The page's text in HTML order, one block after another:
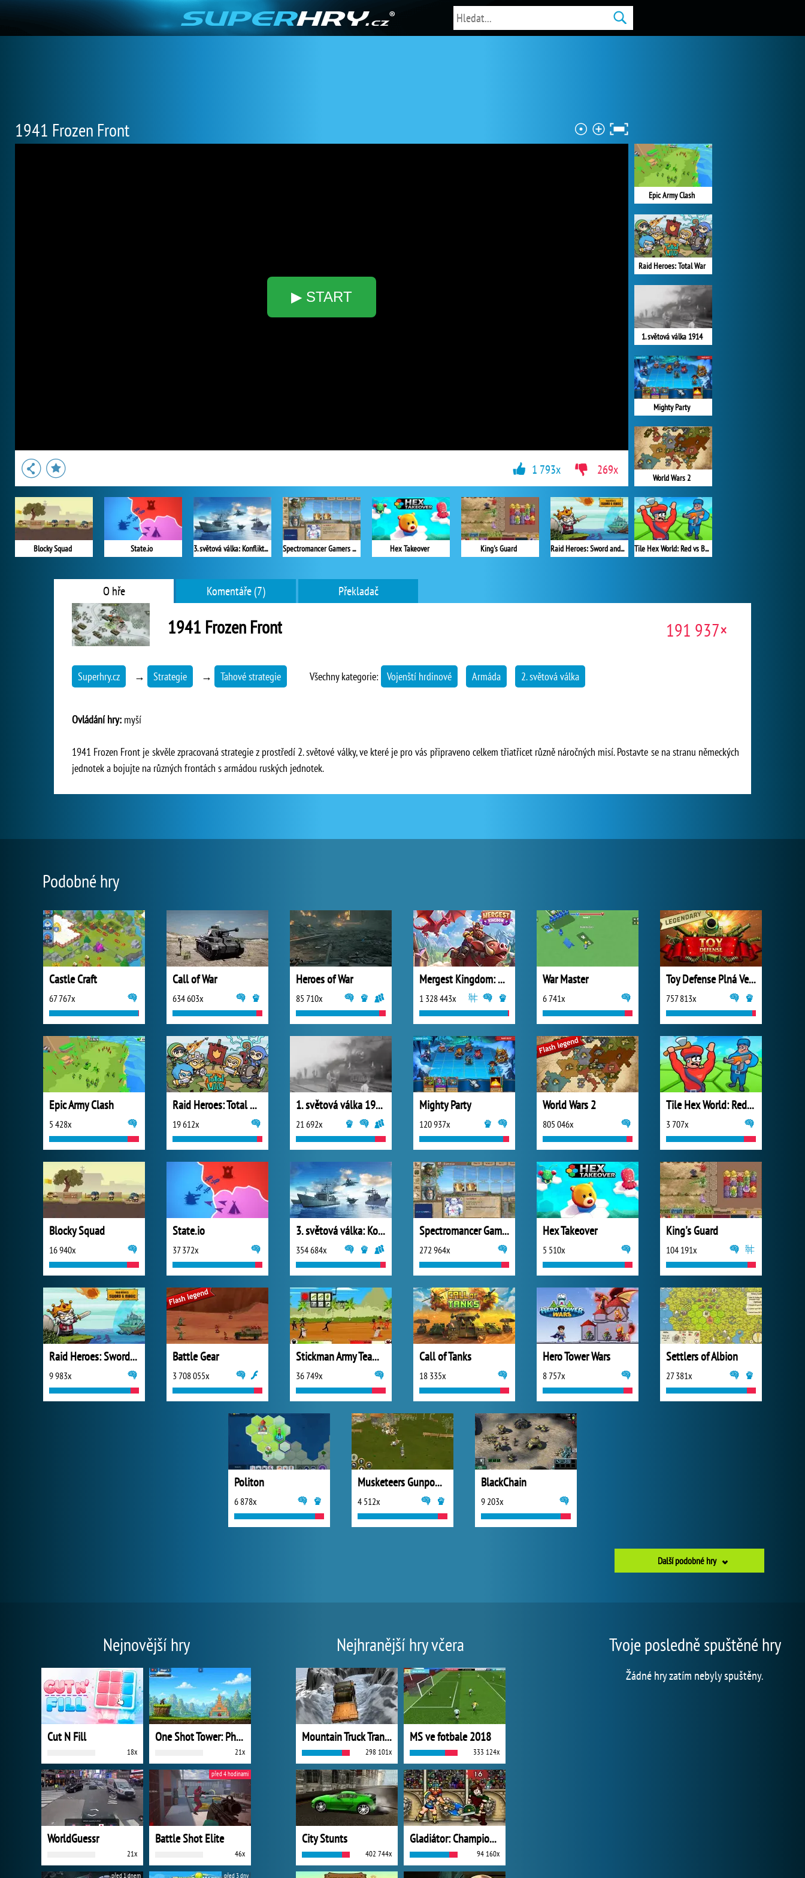
1941 Frozen Front
▶ START
Epic Army Clash
Raid Heroes: Total War
1. světová válka 1914
Mighty Party
World Wars 2
Tile Hex World: Red vs Blue
Blocky Squad State.io 3. světová válka: Konflikt národů Spectromancer Gamers Pack Hex Takeover King's Guard Raid Heroes: Sword and Magic
1 793x 269x
O hře Komentáře (7) Překladač
1941 Frozen Front 191 937×
Superhry.cz → Strategie → Tahové strategie Všechny kategorie: Vojenští hrdinové Armáda 2. světová válka
Ovládání hry: myší
1941 Frozen Front je skvěle zpracovaná strategie z prostředí 2. světové války, ve které je pro vás připraveno celkem třiatřicet různě náročných misí. Postavte se na stranu německých
jednotek a bojujte na různých frontách s armádou ruských jednotek.
Podobné hry
Castle Craft
67 767x
Call of War
634 603x
Heroes of War
85 710x
Mergest Kingdom: Merge Puzzle
1 328 443x
War Master
6 741x
Toy Defense Plná Verze
757 813x
Epic Army Clash
5 428x
Raid Heroes: Total War
19 612x
1. světová válka 1914
21 692x
Mighty Party
120 937x
World Wars 2
805 046x
Tile Hex World: Red vs Blue
3 707x
Blocky Squad
16 940x
State.io
37 372x
3. světová válka: Konflikt národů
354 684x
Spectromancer Gamers Pack
272 964x
Hex Takeover
5 510x
King's Guard
104 191x
Raid Heroes: Sword and Magic
9 983x
Battle Gear
3 708 055x
Stickman Army Team Battle
36 749x
Call of Tanks
18 335x
Hero Tower Wars
8 757x
Settlers of Albion
27 381x
Politon
6 878x
Musketeers Gunpowder vs Steel
4 512x
BlackChain
9 203x
Další podobné hry
Nejnovější hry
Cut N Fill
18x
One Shot Tower: Physics Destroyer
21x
WorldGuessr
21x
Battle Shot Elite
46x
před 4 hodinami
před 1 dnem před 3 dny
Nejhranější hry včera
Mountain Truck Transport
298 101x
MS ve fotbale 2018
333 124x
City Stunts
402 744x
Gladiátor: Champions Sprint
94 160x
Tvoje posledně spuštěné hry
Žádné hry zatím nebyly spuštěny.